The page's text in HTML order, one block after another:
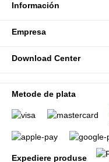
Información
Empresa
Download Center
Metode de plata
Expediere produse